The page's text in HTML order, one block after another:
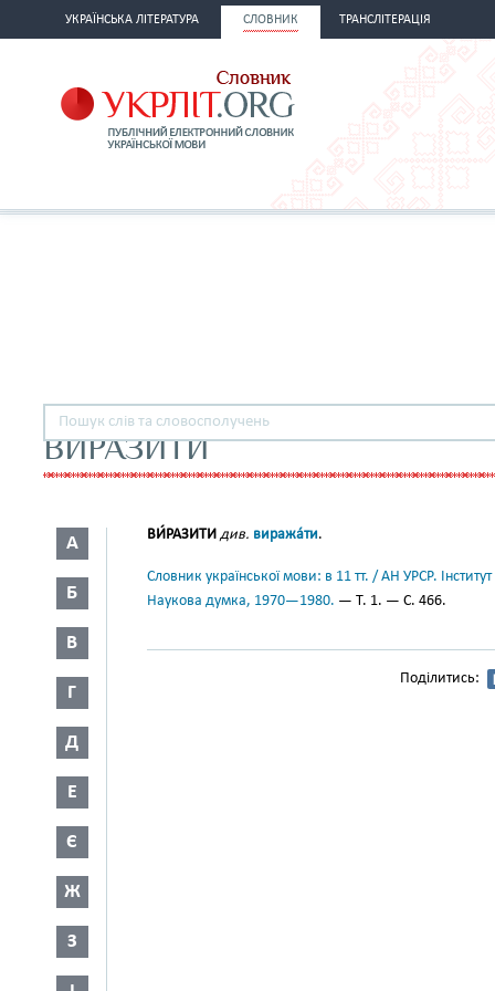
УКРАЇНСЬКА ЛІТЕРАТУРА СЛОВНИК ТРАНСЛІТЕРАЦІЯ
ВИРАЗИТИ
А
Б
В
Г
Д
Е
Є
Ж
З
ВИ́РАЗИТИ див. виража́ти.
Словник української мови: в 11 тт. / АН УРСР.
Наукова думка, 1970—1980. — Т. 1. — С. 466.
Поділитись: